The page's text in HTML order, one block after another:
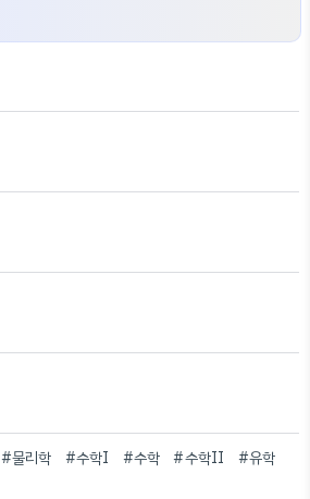
#물리학 #수학I #수학 #수학II
#유학